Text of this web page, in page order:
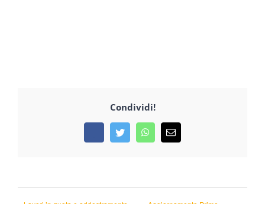
Condividi!
FacebookTwitterWhatsApp
Email